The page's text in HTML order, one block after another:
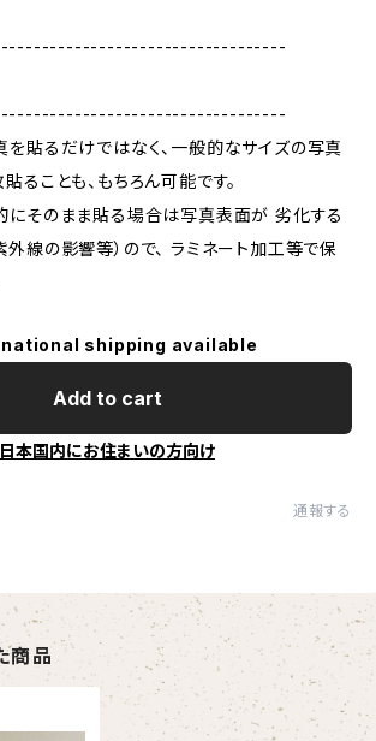
貼るだけではなく、一般的なサイズの写真
ることも、もちろん可能です。
にそのまま貼る場合は写真表面が 劣化する
外線の影響等）ので、 ラミネート加工等で保
shipping available
Add to cart
日本国内にお住まいの方向け
通報する
商品